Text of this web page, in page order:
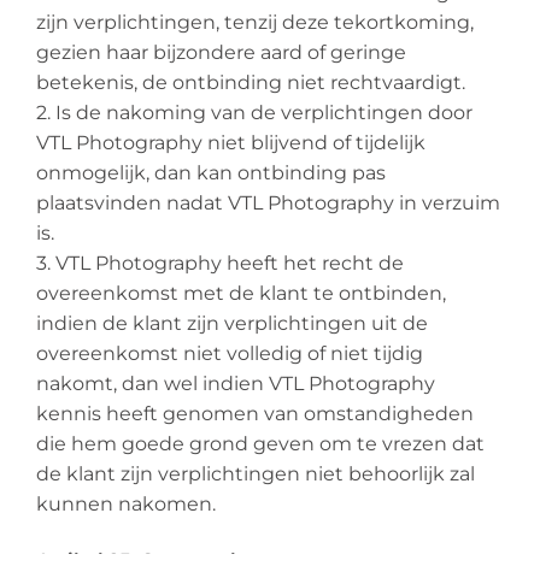
zijn verplichtingen, tenzij deze tekortkoming,
gezien haar bijzondere aard of geringe
betekenis, de ontbinding niet rechtvaardigt.
2. Is de nakoming van de verplichtingen door
VTL Photography niet blijvend of tijdelijk
onmogelijk, dan kan ontbinding pas
plaatsvinden nadat VTL Photography in verzuim
is.
3. VTL Photography heeft het recht de
overeenkomst met de klant te ontbinden,
indien de klant zijn verplichtingen uit de
overeenkomst niet volledig of niet tijdig
nakomt, dan wel indien VTL Photography
kennis heeft genomen van omstandigheden
die hem goede grond geven om te vrezen dat
de klant zijn verplichtingen niet behoorlijk zal
kunnen nakomen.
Artikel 25: Overmacht